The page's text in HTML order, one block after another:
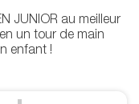
JUNIOR au meilleur
un tour de main
enfant !